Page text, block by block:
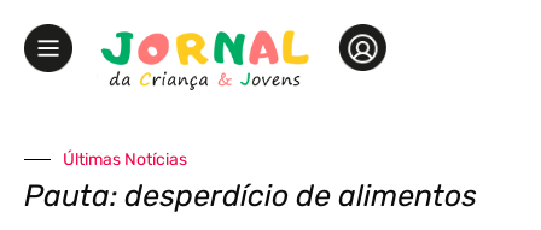
Últimas Notícias
Pauta: desperdício de alimentos